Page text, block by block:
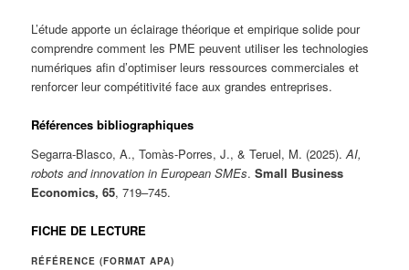
L’étude apporte un éclairage théorique et empirique solide pour
comprendre comment les PME peuvent utiliser les technologies
numériques afin d’optimiser leurs ressources commerciales et
renforcer leur compétitivité face aux grandes entreprises.
Références bibliographiques
Segarra-Blasco, A., Tomàs-Porres, J., & Teruel, M. (2025).AI,
robots and innovation in European SMEs.Small Business
Economics, 65, 719–745.
FICHE DE LECTURE
RÉFÉRENCE (FORMAT APA)